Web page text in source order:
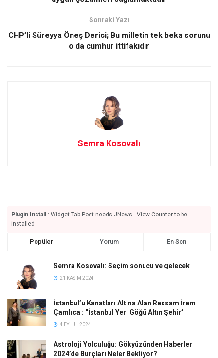
Sonraki Yazı
CHP’li Süreyya Öneş Derici; Bu milletin tek beka sorunu
o da cumhur ittifakıdır
Semra Kosovalı
Plugin Install
: Widget Tab Post needs JNews - View Counter to be
installed
Popüler Yorum En Son
Semra Kosovalı: Seçim sonucu ve gelecek
21 KASIM 2024
İstanbul’u Kanatları Altına Alan Ressam İrem
Çamlıca : “İstanbul Yeri Göğü Altın Şehir”
4 EYLÜL 2024
Astroloji Yolculuğu: Gökyüzünden Haberler
2024’de Burçları Neler Bekliyor?